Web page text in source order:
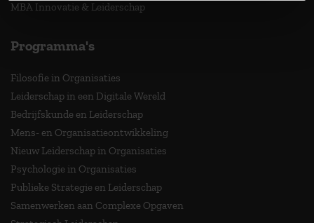
MBA Innovatie & Leiderschap
Programma's
Filosofie in Organisaties
Leiderschap in een Digitale Wereld
Bedrijfskunde en Leiderschap
Mens- en Organisatieontwikkeling
Nieuw Leiderschap in Organisaties
Psychologie in Organisaties
Publieke Strategie en Leiderschap
Samenwerken aan Complexe Opgaven